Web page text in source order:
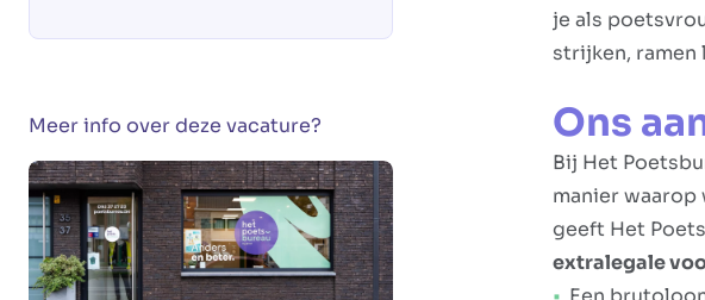
Meer info over deze vacature?
je als
strijken, ramen
Ons
Bij Het
manier waarop
geeft Het
extralegale